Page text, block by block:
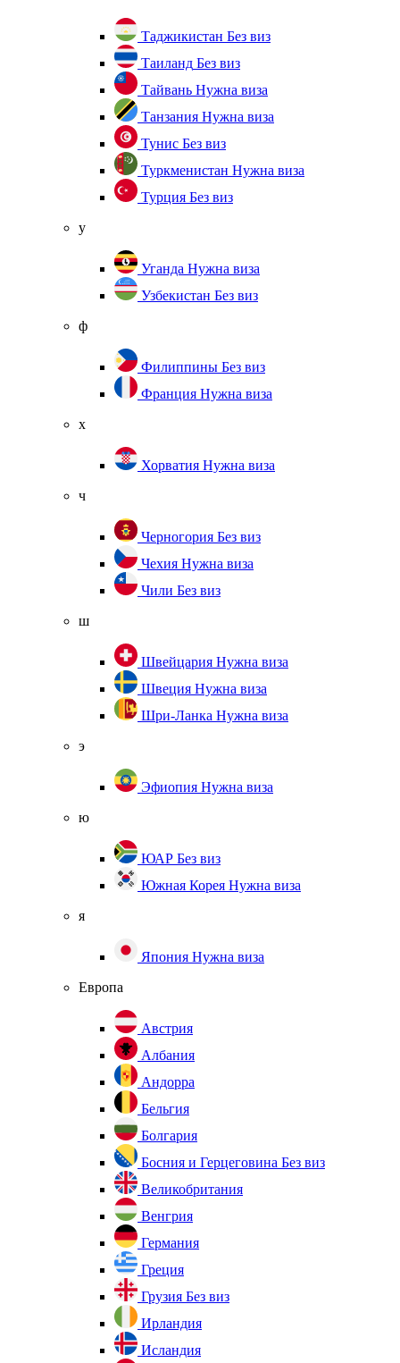
Таджикистан Без виз
Таиланд Без виз
Тайвань Нужна виза
Танзания Нужна виза
Тунис Без виз
Туркменистан Нужна виза
Турция Без виз
у
Уганда Нужна виза
Узбекистан Без виз
ф
Филиппины Без виз
Франция Нужна виза
х
Хорватия Нужна виза
ч
Черногория Без виз
Чехия Нужна виза
Чили Без виз
ш
Швейцария Нужна виза
Швеция Нужна виза
Шри-Ланка Нужна виза
э
Эфиопия Нужна виза
ю
ЮАР Без виз
Южная Корея Нужна виза
я
Япония Нужна виза
Европа
Австрия
Албания
Андорра
Бельгия
Болгария
Босния и Герцеговина Без виз
Великобритания
Венгрия
Германия
Греция
Грузия Без виз
Ирландия
Исландия